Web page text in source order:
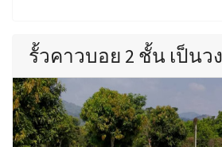
รั้วคาวบอย 2 ชั้น เป็นวง